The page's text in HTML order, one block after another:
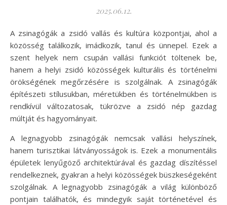
2025.06.12.
A zsinagógák a zsidó vallás és kultúra központjai, ahol a
közösség találkozik, imádkozik, tanul és ünnepel. Ezek a
szent helyek nem csupán vallási funkciót töltenek be,
hanem a helyi zsidó közösségek kulturális és történelmi
örökségének megőrzésére is szolgálnak. A zsinagógák
építészeti stílusukban, méretükben és történelmükben is
rendkívül változatosak, tükrözve a zsidó nép gazdag
múltját és hagyományait.
A legnagyobb zsinagógák nemcsak vallási helyszínek,
hanem turisztikai látványosságok is. Ezek a monumentális
épületek lenyűgöző architektúrával és gazdag díszítéssel
rendelkeznek, gyakran a helyi közösségek büszkeségeként
szolgálnak. A legnagyobb zsinagógák a világ különböző
pontjain találhatók, és mindegyik saját történetével és